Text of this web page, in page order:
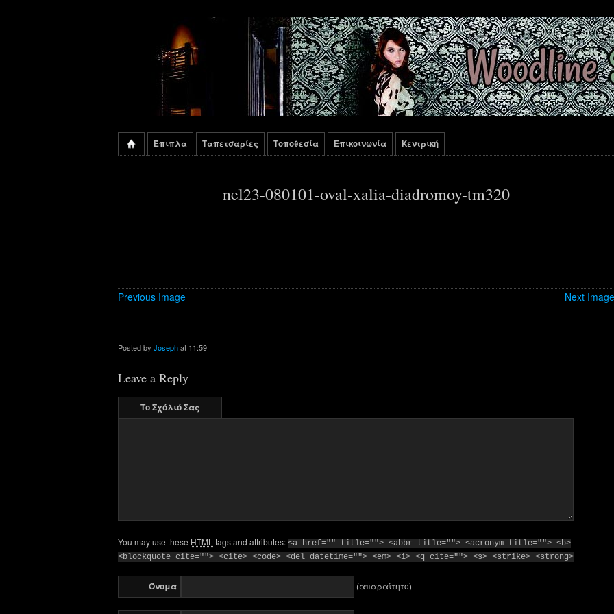
Έπιπλα Ταπετσαρίες Τοποθεσία Επικοινωνία Κεντρική
nel23-080101-oval-xalia-diadromoy-tm320
Previous Image Next Image
Posted by Josephat 11:59
Leave a Reply
Το Σχόλιό Σας
You may use these HTML tags and attributes: <a href="" title=""> <abbr title=""> <acronym title=""> <b>
<blockquote cite=""> <cite> <code> <del datetime=""> <em> <i> <q cite=""> <s> <strike> <strong>
Όνομα (απαραίτητο)